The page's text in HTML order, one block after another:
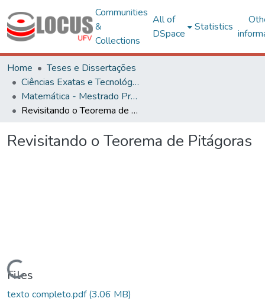
Communities
&
Collections
All of
DSpace
Statistics
Home
Teses e Dissertações
Ciências Exatas e Tecnológicas
Matemática - Mestrado Profissional
Revisitando o Teorema de Pitágoras
Revisitando o Teorema de Pitágoras
Loading...
Files
texto completo.pdf(3.06 MB)